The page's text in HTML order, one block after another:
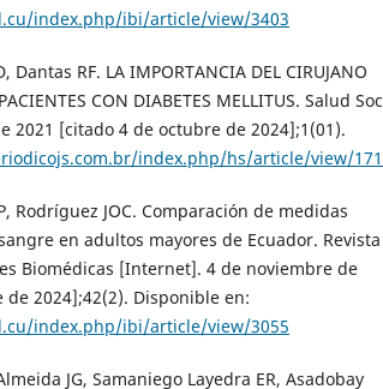
index.php/ibi/article/view/3403
Dantas RF. LA IMPORTANCIA DEL CIRUJANO
CON DIABETES MELLITUS. Salud Soc
2021 [citado 4 de octubre de 2024];1(01).
index.php/hs/article/view/171
Rodríguez JOC. Comparación de medidas
en adultos mayores de Ecuador. Revista
Biomédicas [Internet]. 4 de noviembre de
2024];42(2). Disponible en:
index.php/ibi/article/view/3055
JG, Samaniego Layedra ER, Asadobay